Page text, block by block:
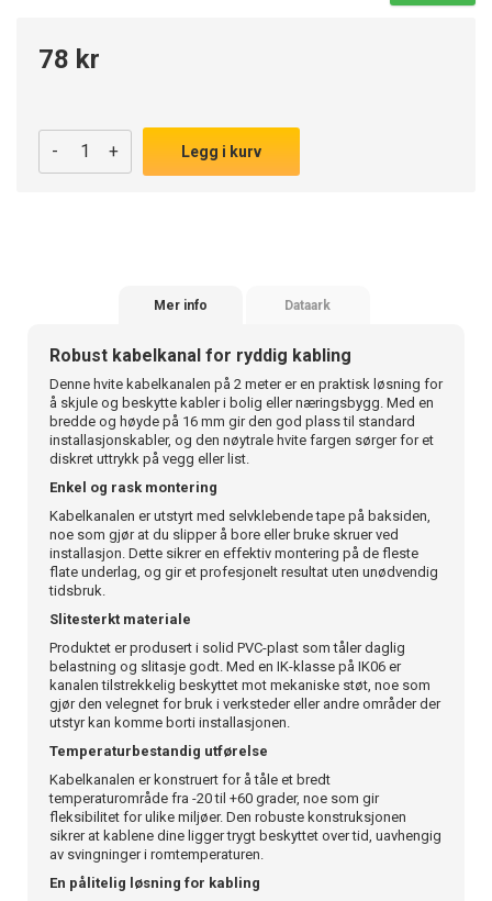
78 kr
- + Legg i kurv
Mer info Dataark
Robust kabelkanal for ryddig kabling
Denne hvite kabelkanalen på 2 meter er en praktisk løsning for
å skjule og beskytte kabler i bolig eller næringsbygg. Med en
bredde og høyde på 16 mm gir den god plass til standard
installasjonskabler, og den nøytrale hvite fargen sørger for et
diskret uttrykk på vegg eller list.
Enkel og rask montering
Kabelkanalen er utstyrt med selvklebende tape på baksiden,
noe som gjør at du slipper å bore eller bruke skruer ved
installasjon. Dette sikrer en effektiv montering på de fleste
flate underlag, og gir et profesjonelt resultat uten unødvendig
tidsbruk.
Slitesterkt materiale
Produktet er produsert i solid PVC-plast som tåler daglig
belastning og slitasje godt. Med en IK-klasse på IK06 er
kanalen tilstrekkelig beskyttet mot mekaniske støt, noe som
gjør den velegnet for bruk i verksteder eller andre områder der
utstyr kan komme borti installasjonen.
Temperaturbestandig utførelse
Kabelkanalen er konstruert for å tåle et bredt
temperaturområde fra -20 til +60 grader, noe som gir
fleksibilitet for ulike miljøer. Den robuste konstruksjonen
sikrer at kablene dine ligger trygt beskyttet over tid, uavhengig
av svingninger i romtemperaturen.
En pålitelig løsning for kabling